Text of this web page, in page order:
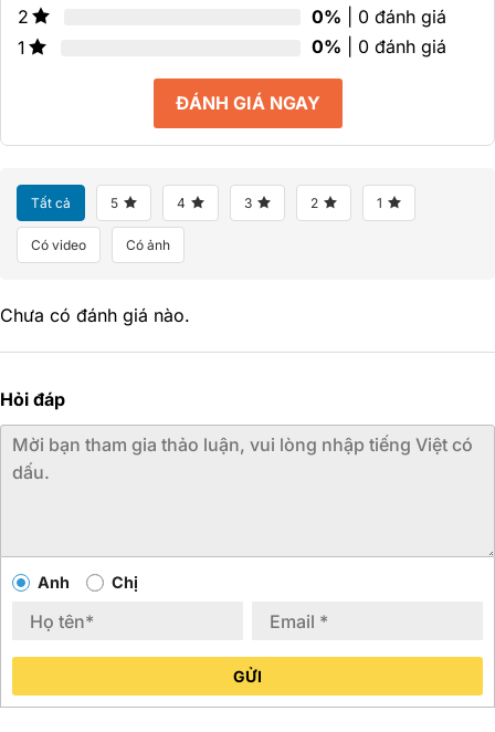
2
0% | 0 đánh giá
1
0% | 0 đánh giá
ĐÁNH GIÁ NGAY
Tất cả 5 4 3 2 1
Có video Có ảnh
Chưa có đánh giá nào.
Hỏi đáp
Anh Chị
GỬI